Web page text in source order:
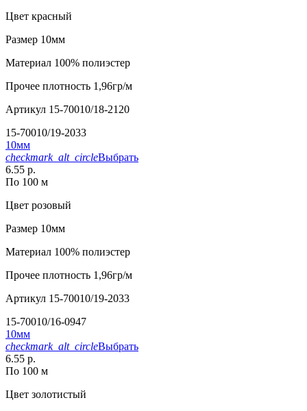
Цвет красный
Размер 10мм
Материал 100% полиэстер
Прочее плотность 1,96гр/м
Артикул 15-70010/18-2120
15-70010/19-2033
10мм
checkmark_alt_circleВыбрать
6.55 р.
По 100 м
Цвет розовый
Размер 10мм
Материал 100% полиэстер
Прочее плотность 1,96гр/м
Артикул 15-70010/19-2033
15-70010/16-0947
10мм
checkmark_alt_circleВыбрать
6.55 р.
По 100 м
Цвет золотистый